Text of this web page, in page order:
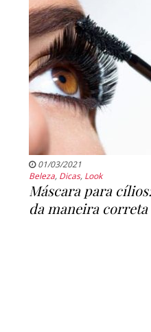
01/03/2021
Beleza, Dicas, Look
Máscara para
da maneira correta